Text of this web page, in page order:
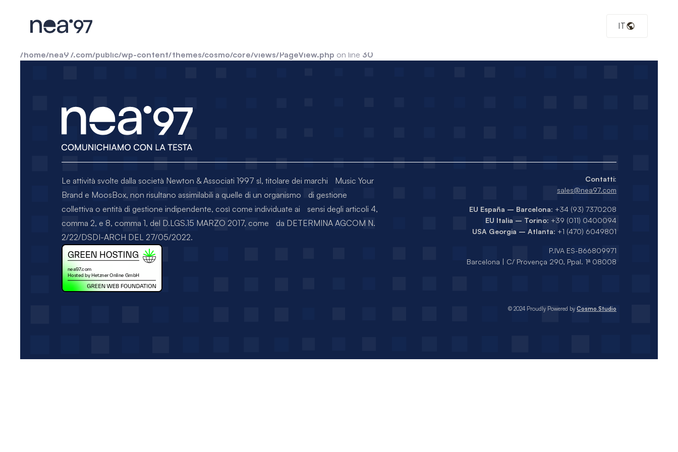
IT
Warning : include(): Filename cannot be empty in
/home/nea97.com/public/wp-content/themes/cosmo/core/views/PageView.php on line 30
Le attività svolte dalla società Newton & Associati 1997 sl, titolare dei marchi Music Your
Brand e MoosBox, non risultano assimilabili a quelle di un organismo di gestione
collettiva o entità di gestione indipendente, così come individuate ai sensi degli articoli 4,
comma 2, e 8, comma 1, del D.LGS.15 MARZO 2017, come da DETERMINA AGCOM N.
2/22/DSDI-ARCH DEL 27/05/2022.
Contatti:
sales@nea97.com
EU España – Barcelona: +34 (93) 7370208
EU Italia – Torino: +39 (011) 0400094
USA Georgia – Atlanta: +1 (470) 6049801
P.IVA ES-B66809971
Barcelona | C/ Provença 290, Ppal. 1ª 08008
© 2024 Proudly Powered by Cosmo.Studio